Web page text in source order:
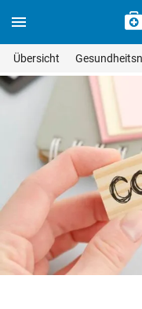
Übersicht
Geben Sie Ihren